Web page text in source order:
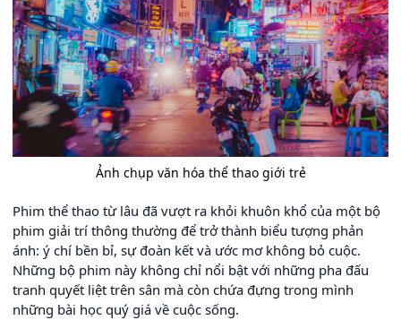
Ảnh chụp văn hóa thể thao giới trẻ
Phim thể thao từ lâu đã vượt ra khỏi khuôn khổ của một bộ
phim giải trí thông thường để trở thành biểu tượng phản
ánh: ý chí bền bỉ, sự đoàn kết và ước mơ không bỏ cuộc.
Những bộ phim này không chỉ nổi bật với những pha đấu
tranh quyết liệt trên sân mà còn chứa đựng trong mình
những bài học quý giá về cuộc sống.